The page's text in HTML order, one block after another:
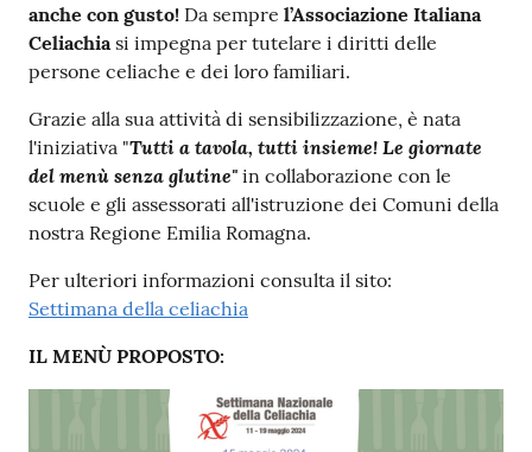
anche con gusto! Da sempre l’Associazione Italiana
Celiachiasi impegna per tutelare i diritti delle
persone celiache e dei loro familiari.
Grazie alla sua attività di sensibilizzazione, è nata
l'iniziativa "Tutti a tavola, tutti insieme! Le giornate
del menù senza glutine" in collaborazione con le
scuole e gli assessorati all'istruzione dei Comuni della
nostra Regione Emilia Romagna.
Per ulteriori informazioni consulta il sito:
Settimana della celiachia
IL MENÙ PROPOSTO: